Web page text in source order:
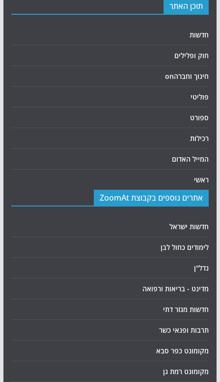
תוכן האתר
חדשות
חוק ופלילים
חינוך וחברהon
פוליטי
ספורט
רכילות
המייל האדום
ראשי
אתרים נוספים בקבוצת ZoomAt
חדשות ישראל
לימודים כחול לבן
נדל"ן
מדינט - בריאות ורפואה
חדשות מגזר דתי
תרבות ופנאי כשר
מקומונט כפר סבא
מקומונט רמת גן